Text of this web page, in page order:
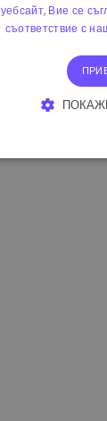
0.865215 €
уебсайт, Вие се
съответствие с